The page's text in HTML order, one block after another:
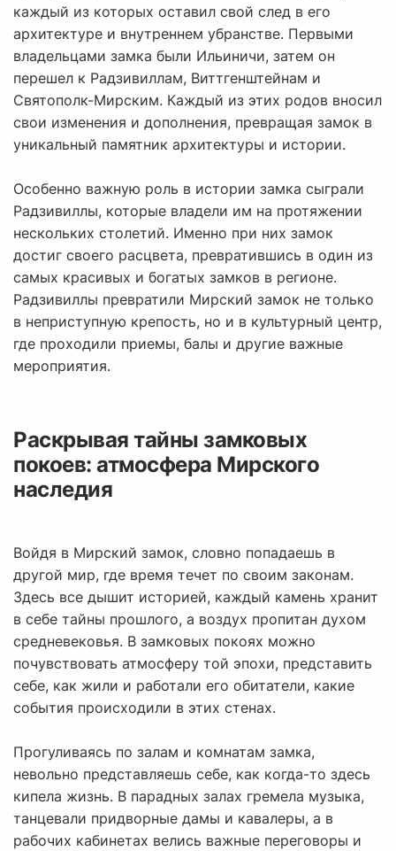
каждый из которых оставил свой след в его
архитектуре и внутреннем убранстве. Первыми
владельцами замка были Ильиничи, затем он
перешел к Радзивиллам, Виттгенштейнам и
Святополк-Мирским. Каждый из этих родов вносил
свои изменения и дополнения, превращая замок в
уникальный памятник архитектуры и истории.
Особенно важную роль в истории замка сыграли
Радзивиллы, которые владели им на протяжении
нескольких столетий. Именно при них замок
достиг своего расцвета, превратившись в один из
самых красивых и богатых замков в регионе.
Радзивиллы превратили Мирский замок не только
в неприступную крепость, но и в культурный центр,
где проходили приемы, балы и другие важные
мероприятия.
Раскрывая тайны замковых
покоев: атмосфера Мирского
наследия
Войдя в Мирский замок, словно попадаешь в
другой мир, где время течет по своим законам.
Здесь все дышит историей, каждый камень хранит
в себе тайны прошлого, а воздух пропитан духом
средневековья. В замковых покоях можно
почувствовать атмосферу той эпохи, представить
себе, как жили и работали его обитатели, какие
события происходили в этих стенах.
Прогуливаясь по залам и комнатам замка,
невольно представляешь себе, как когда-то здесь
кипела жизнь. В парадных залах гремела музыка,
танцевали придворные дамы и кавалеры, а в
рабочих кабинетах велись важные переговоры и